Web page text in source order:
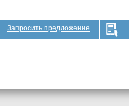
Запросить предложение